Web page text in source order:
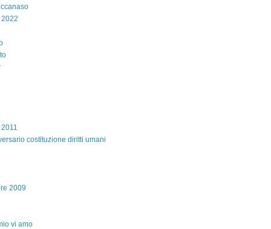
costituzione diritti umani
2009
vi amo